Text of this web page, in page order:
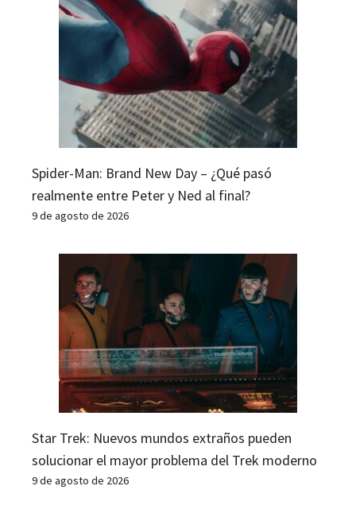
Spider-Man: Brand New Day – ¿Qué pasó
realmente entre Peter y Ned al final?
9 de agosto de 2026
Star Trek: Nuevos mundos extraños pueden
solucionar el mayor problema del Trek moderno
9 de agosto de 2026